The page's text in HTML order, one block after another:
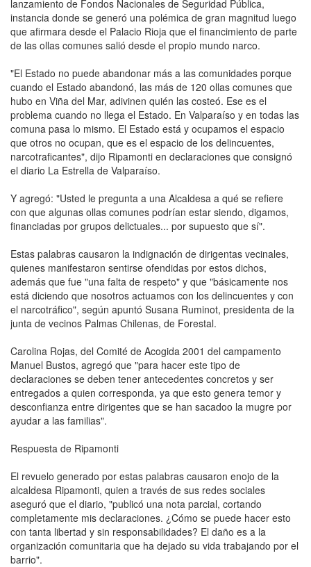
lanzamiento de Fondos Nacionales de Seguridad Pública,
instancia donde se generó una polémica de gran magnitud luego
que afirmara desde el Palacio Rioja que el financimiento de parte
de las ollas comunes salió desde el propio mundo narco.
"El Estado no puede abandonar más a las comunidades porque
cuando el Estado abandonó, las más de 120 ollas comunes que
hubo en Viña del Mar, adivinen quién las costeó. Ese es el
problema cuando no llega el Estado. En Valparaíso y en todas las
comuna pasa lo mismo. El Estado está y ocupamos el espacio
que otros no ocupan, que es el espacio de los delincuentes,
narcotraficantes", dijo Ripamonti en declaraciones que consignó
el diario La Estrella de Valparaíso.
Y agregó: "Usted le pregunta a una Alcaldesa a qué se refiere
con que algunas ollas comunes podrían estar siendo, digamos,
financiadas por grupos delictuales... por supuesto que sí".
Estas palabras causaron la indignación de dirigentas vecinales,
quienes manifestaron sentirse ofendidas por estos dichos,
además que fue "una falta de respeto" y que "básicamente nos
está diciendo que nosotros actuamos con los delincuentes y con
el narcotráfico", según apuntó Susana Ruminot, presidenta de la
junta de vecinos Palmas Chilenas, de Forestal.
Carolina Rojas, del Comité de Acogida 2001 del campamento
Manuel Bustos, agregó que "para hacer este tipo de
declaraciones se deben tener antecedentes concretos y ser
entregados a quien corresponda, ya que esto genera temor y
desconfianza entre dirigentes que se han sacadoo la mugre por
ayudar a las familias".
Respuesta de Ripamonti
El revuelo generado por estas palabras causaron enojo de la
alcaldesa Ripamonti, quien a través de sus redes sociales
aseguró que el diario, "publicó una nota parcial, cortando
completamente mis declaraciones. ¿Cómo se puede hacer esto
con tanta libertad y sin responsabilidades? El daño es a la
organización comunitaria que ha dejado su vida trabajando por el
barrio".